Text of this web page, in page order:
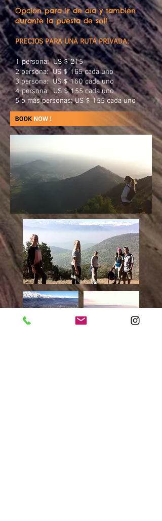
Opción para ir de día y también
durante la puesta de sol!
PRECIOS PARA UNA RUTA PRIVADA:
1 persona: US $ 215
2 persona: US $ 165 cada uno
3 persona: US $ 160 cada uno
4 persona: US $ 155 cada uno
5 o más personas: US $ 155 cada uno